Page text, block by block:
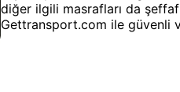
diğer ilgili masrafları da
Gettransport.com ile güvenli